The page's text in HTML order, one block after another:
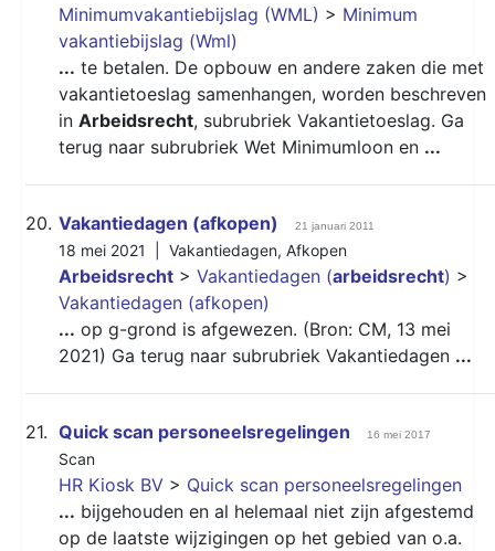
Minimumvakantiebijslag (WML) > Minimum
vakantiebijslag (Wml)
... te betalen. De opbouw en andere zaken die met
vakantietoeslag samenhangen, worden beschreven
in Arbeidsrecht, subrubriek Vakantietoeslag. Ga
terug naar subrubriek Wet Minimumloon en ...
20. Vakantiedagen (afkopen) 21 januari 2011
18 mei 2021 | Vakantiedagen, Afkopen
Arbeidsrecht > Vakantiedagen (arbeidsrecht) >
Vakantiedagen (afkopen)
... op g-grond is afgewezen. (Bron: CM, 13 mei
2021) Ga terug naar subrubriek Vakantiedagen ...
21. Quick scan personeelsregelingen 16 mei 2017
Scan
HR Kiosk BV > Quick scan personeelsregelingen
... bijgehouden en al helemaal niet zijn afgestemd
op de laatste wijzigingen op het gebied van o.a.